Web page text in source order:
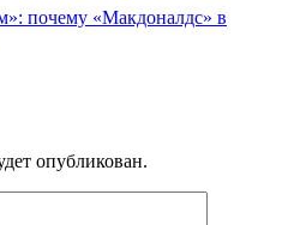
почему «Макдоналдс» в
опубликован.